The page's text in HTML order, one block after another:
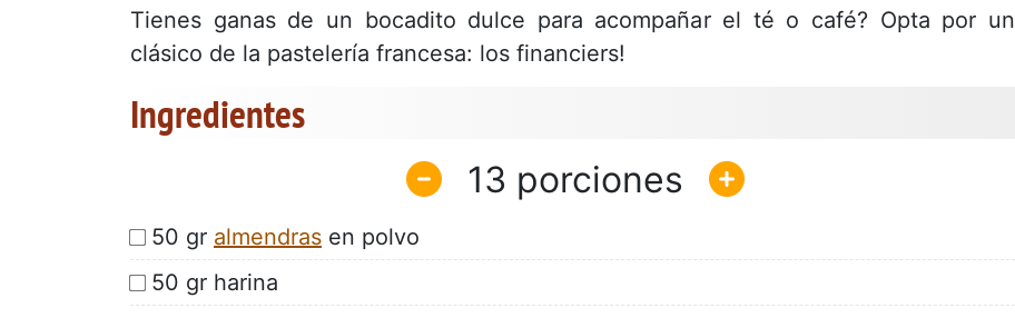
Tienes ganas de un bocadito dulce para acompañar el té o café? Opta por un
clásico de la pastelería francesa: los financiers!
Ingredientes
13
50 gr almendras en polvo
50 gr harina